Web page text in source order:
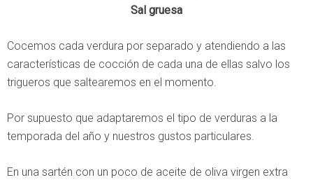
Sal gruesa
Cocemos cada verdura por separado y atendiendo a las
características de cocción de cada una de ellas salvo los
trigueros que saltearemos en el momento.
Por supuesto que adaptaremos el tipo de verduras a la
temporada del año y nuestros gustos particulares.
En una sartén con un poco de aceite de oliva virgen extra